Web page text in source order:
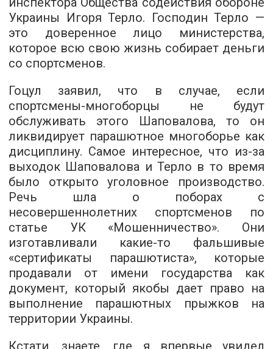
Украины Игоря Терло. Господин Терло —
это доверенное лицо министерства,
которое всю свою жизнь собирает деньги
со спортсменов.
Гоцул заявил, что в случае, если
спортсмены-многоборцы не будут
обслуживать этого Шаповалова, то он
ликвидирует парашютное многоборье как
дисциплину. Самое интересное, что из-за
выходок Шаповалова и Терло в то время
было открыто уголовное производство.
Речь шла о поборах с
несовершеннолетних спортсменов по
статье УК «Мошенничество». Они
изготавливали какие-то фальшивые
«сертификаты парашютиста», которые
продавали от имени государства как
документ, который якобы дает право на
выполнение парашютных прыжков на
территории Украины.